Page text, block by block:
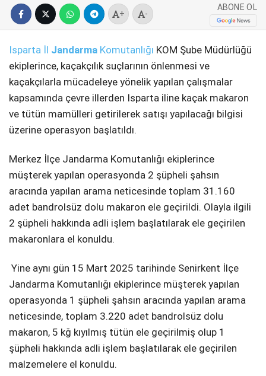
Facebook
Youtube
POLITIKA
METEOROLOJI
SERVISLER
+ -
ABONE OL
Isparta İl Jandarma Komutanlığı KOM Şube Müdürlüğü
ekiplerince, kaçakçılık suçlarının önlenmesi ve
kaçakçılarla mücadeleye yönelik yapılan çalışmalar
kapsamında çevre illerden Isparta iline kaçak makaron
ve tütün mamülleri getirilerek satışı yapılacağı bilgisi
üzerine operasyon başlatıldı.
Merkez İlçe Jandarma Komutanlığı ekiplerince
müşterek yapılan operasyonda 2 şüpheli şahsın
aracında yapılan arama neticesinde toplam 31.160
adet bandrolsüz dolu makaron ele geçirildi. Olayla ilgili
2 şüpheli hakkında adli işlem başlatılarak ele geçirilen
makaronlara el konuldu.
Yine aynı gün 15 Mart 2025 tarihinde Senirkent İlçe
Jandarma Komutanlığı ekiplerince müşterek yapılan
operasyonda 1 şüpheli şahsın aracında yapılan arama
neticesinde, toplam 3.220 adet bandrolsüz dolu
makaron, 5 kğ kıyılmış tütün ele geçirilmiş olup 1
şüpheli hakkında adli işlem başlatılarak ele geçirilen
malzemelere el konuldu.